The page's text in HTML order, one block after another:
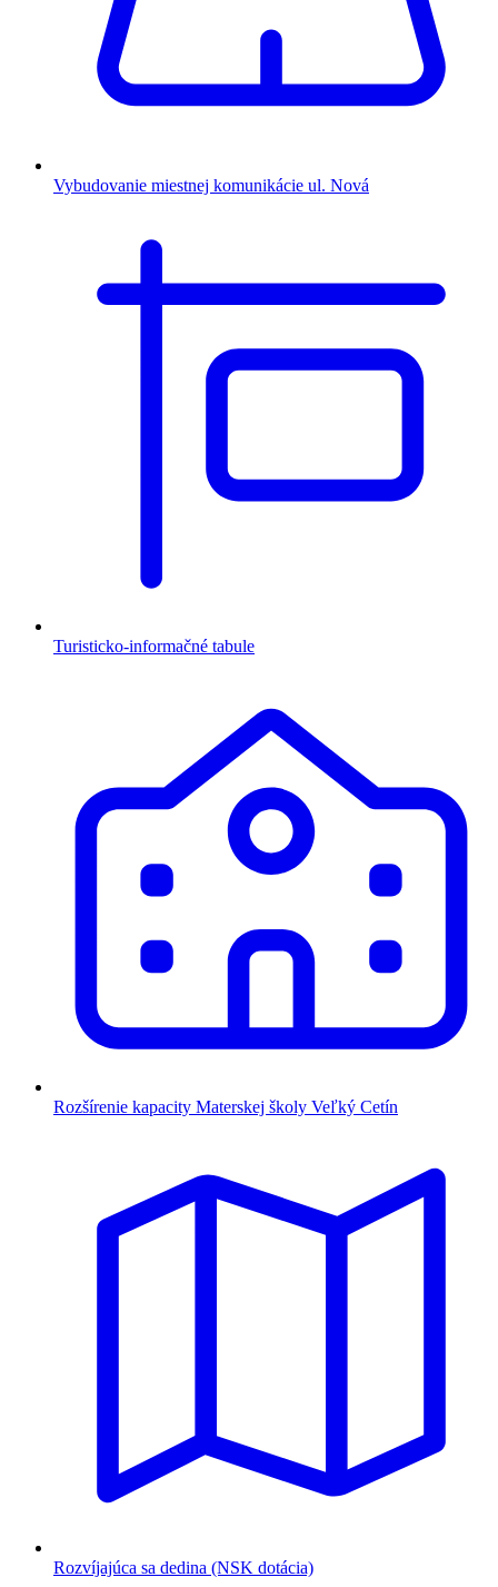
Vybudovanie miestnej komunikácie ul. Nová
Turisticko-informačné tabule
Rozšírenie kapacity Materskej školy Veľký Cetín
Rozvíjajúca sa dedina (NSK dotácia)